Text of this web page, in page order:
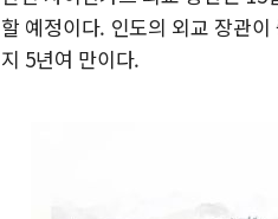
할 예정이다. 인도의 외교 장관
지 5년여 만이다.